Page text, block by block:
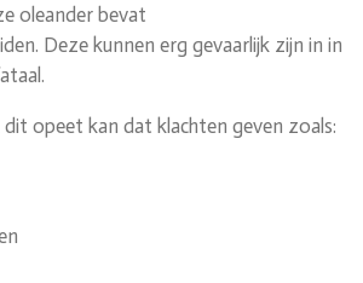
oleander bevat
Deze kunnen erg gevaarlijk zijn in in
opeet kan dat klachten geven zoals: